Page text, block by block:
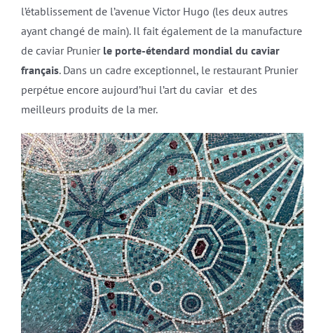
l’établissement de l’avenue Victor Hugo (les deux autres
ayant changé de main). Il fait également de la manufacture
de caviar Prunier le porte-étendard mondial du caviar
français. Dans un cadre exceptionnel, le restaurant Prunier
perpétue encore aujourd’hui l’art du caviar et des
meilleurs produits de la mer.